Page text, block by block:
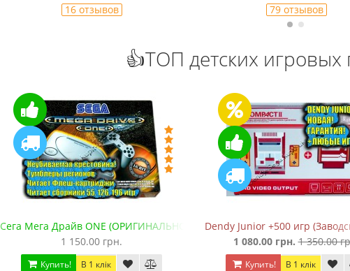
16 отзывов 79 отзывов
👍ТОП детских игровых
Сега Мега Драйв ONE (ОРИГИНАЛЬНОЕ качество!)
1 150.00 грн.
Купить! В 1 клік
Dendy Junior +500 игр
1 080.00 грн. 1 350.00
Купить! В 1 клік